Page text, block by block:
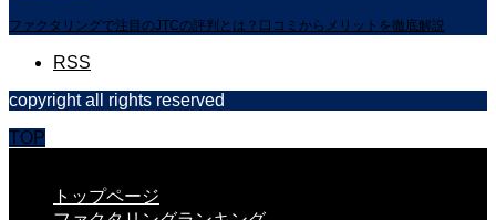
ファクタリングで注目のJTCの評判とは？口コミからメリットを徹底解説
RSS
copyright all rights reserved
TOP
トップページ